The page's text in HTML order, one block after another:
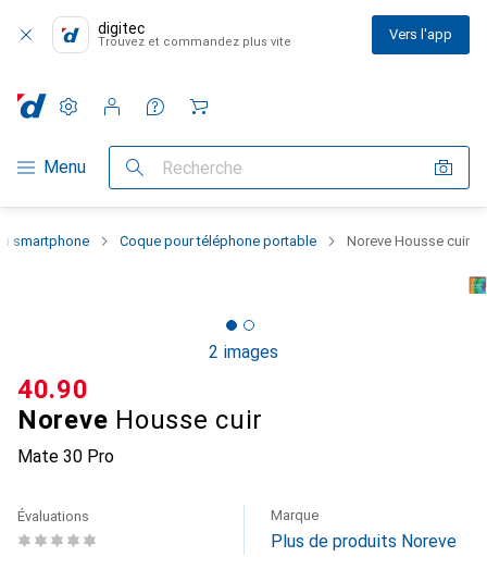
digitec
Trouvez et commandez plus vite Vers l'app
Navigation par catégorie
Menu Recherche
Paramètres
Compte client
Listes de comparaison
Listes d'envies
Panier
smartphone Coque pour téléphone portable Noreve Housse cuir
2 images
Noreve Housse cuir
Mate 30 Pro
CHF
40.90
Évaluations Marque
Plus de produits Noreve